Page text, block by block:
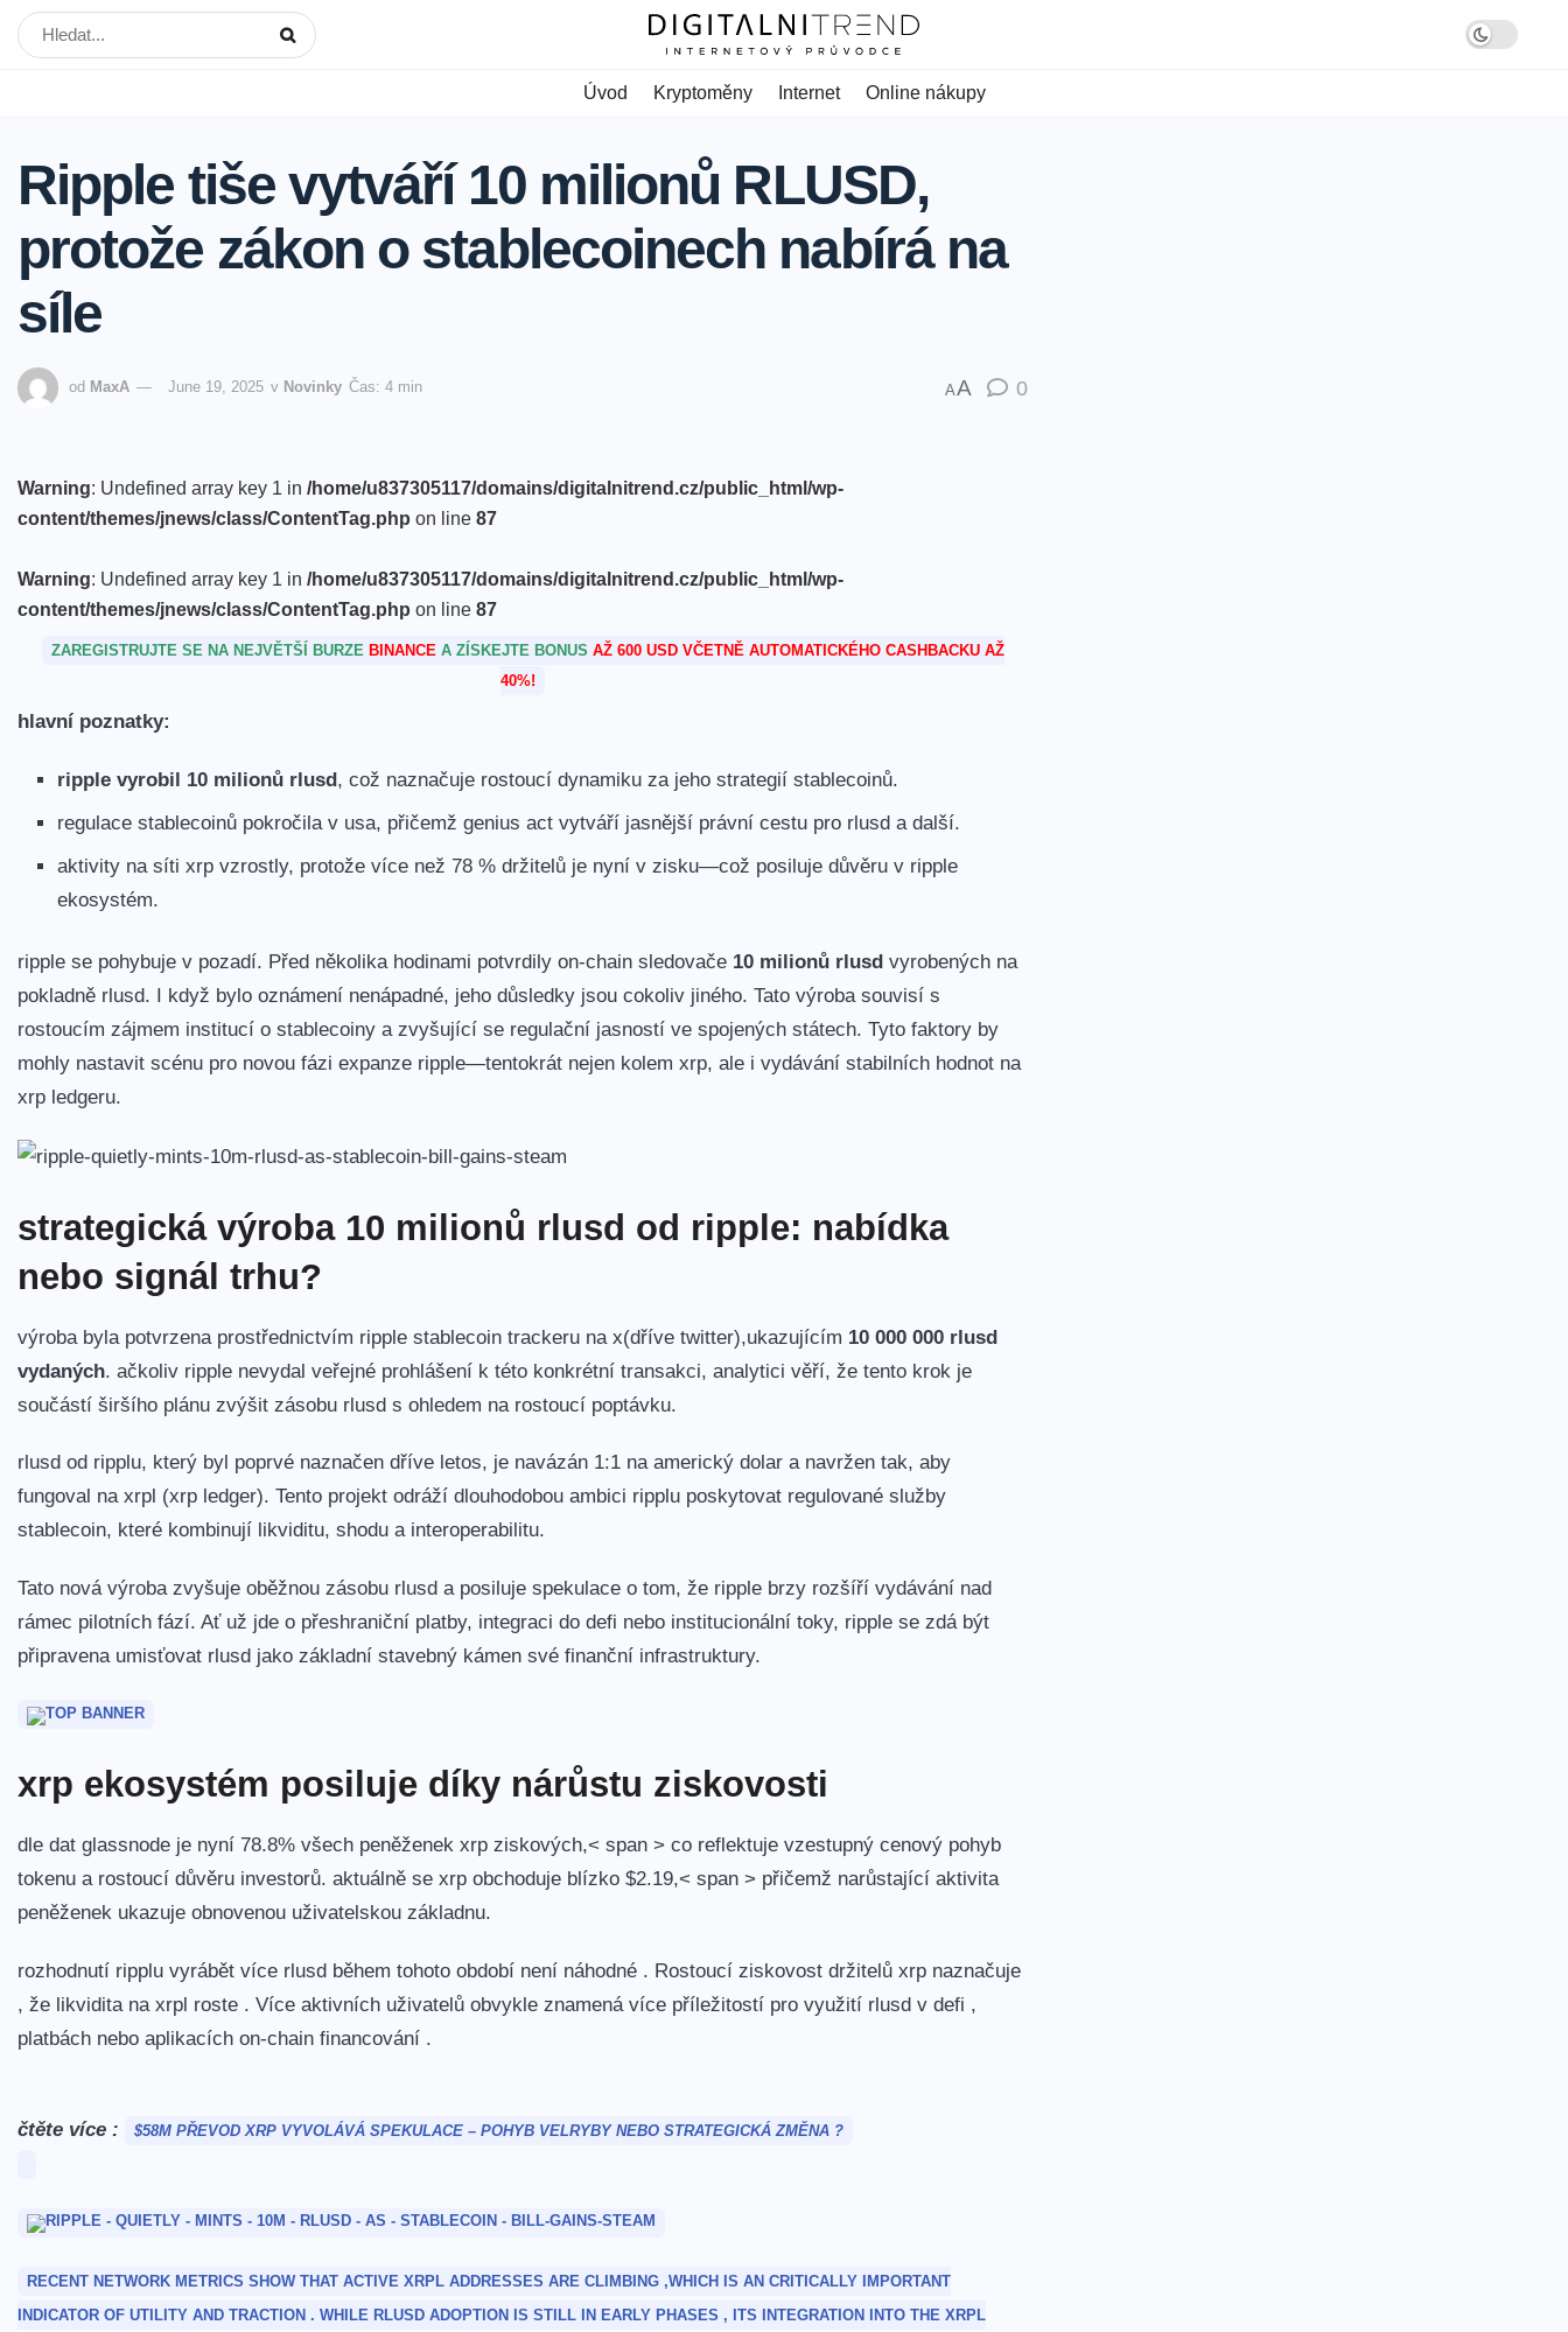
Úvod Kryptoměny Internet Online nákupy
Ripple tiše vytváří 10 milionů RLUSD,
protože zákon o stablecoinech nabírá na
síle
od MaxA June 19, 2025 v Novinky Čas: 4 min AA 0
Warning: Undefined array key 1 in /home/u837305117/domains/digitalnitrend.cz/public_html/wp-
content/themes/jnews/class/ContentTag.php on line 87
Warning: Undefined array key 1 in /home/u837305117/domains/digitalnitrend.cz/public_html/wp-
content/themes/jnews/class/ContentTag.php on line 87
ZAREGISTRUJTE SE NA NEJVĚTŠÍ BURZE BINANCEA ZÍSKEJTE BONUS AŽ 600 USD VČETNĚ AUTOMATICKÉHO CASHBACKU AŽ
40%!
hlavní poznatky:
ripple vyrobil 10 milionů rlusd, což naznačuje rostoucí dynamiku za jeho strategií stablecoinů.
regulace stablecoinů pokročila v usa, přičemž genius act vytváří jasnější právní cestu pro rlusd a další.
aktivity na síti xrp vzrostly, protože více než 78 % držitelů je nyní v zisku—což posiluje důvěru v ripple
ekosystém.
ripple se pohybuje v pozadí. Před několika hodinami potvrdily on-chain sledovače 10 milionů rlusd vyrobených na
pokladně rlusd. I když bylo oznámení nenápadné, jeho důsledky jsou cokoliv jiného. Tato výroba souvisí s
rostoucím zájmem institucí o stablecoiny a zvyšující se regulační jasností ve spojených státech. Tyto faktory by
mohly nastavit scénu pro novou fázi expanze ripple—tentokrát nejen kolem xrp, ale i vydávání stabilních hodnot na
xrp ledgeru.
strategická výroba 10 milionů rlusd od ripple: nabídka
nebo signál trhu?
výroba byla potvrzena prostřednictvím ripple stablecoin trackeru na x(dříve twitter),ukazujícím 10 000 000 rlusd
vydaných. ačkoliv ripple nevydal veřejné prohlášení k této konkrétní transakci, analytici věří, že tento krok je
součástí širšího plánu zvýšit zásobu rlusd s ohledem na rostoucí poptávku.
rlusd od ripplu, který byl poprvé naznačen dříve letos, je navázán 1:1 na americký dolar a navržen tak, aby
fungoval na xrpl (xrp ledger). Tento projekt odráží dlouhodobou ambici ripplu poskytovat regulované služby
stablecoin, které kombinují likviditu, shodu a interoperabilitu.
Tato nová výroba zvyšuje oběžnou zásobu rlusd a posiluje spekulace o tom, že ripple brzy rozšíří vydávání nad
rámec pilotních fází. Ať už jde o přeshraniční platby, integraci do defi nebo institucionální toky, ripple se zdá být
připravena umisťovat rlusd jako základní stavebný kámen své finanční infrastruktury.
xrp ekosystém posiluje díky nárůstu ziskovosti
dle dat glassnode je nyní 78.8% všech peněženek xrp ziskových,< span > co reflektuje vzestupný cenový pohyb
tokenu a rostoucí důvěru investorů. aktuálně se xrp obchoduje blízko $2.19,< span > přičemž narůstající aktivita
peněženek ukazuje obnovenou uživatelskou základnu.
rozhodnutí ripplu vyrábět více rlusd během tohoto období není náhodné . Rostoucí ziskovost držitelů xrp naznačuje
, že likvidita na xrpl roste . Více aktivních uživatelů obvykle znamená více příležitostí pro využití rlusd v defi ,
platbách nebo aplikacích on-chain financování .
čtěte více : $58M PŘEVOD XRP VYVOLÁVÁ SPEKULACE – POHYB VELRYBY NEBO STRATEGICKÁ ZMĚNA ?
RECENT NETWORK METRICS SHOW THAT ACTIVE XRPL ADDRESSES ARE CLIMBING ,WHICH IS AN CRITICALLY IMPORTANT
INDICATOR OF UTILITY AND TRACTION . WHILE RLUSD ADOPTION IS STILL IN EARLY PHASES , ITS INTEGRATION INTO THE XRPL